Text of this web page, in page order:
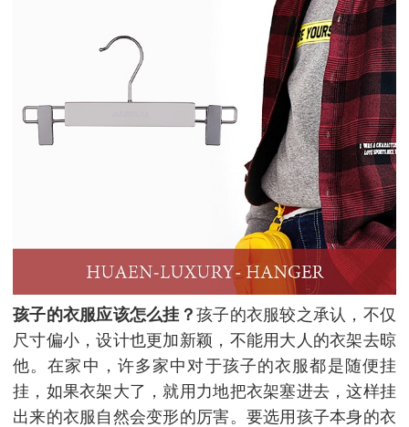
孩子的衣服应该怎么挂？ 孩子的衣服较之承认，不仅
尺寸偏小，设计也更加新颖，不能用大人的衣架去晾
他。在家中，许多家中对于孩子的衣服都是随便挂
挂，如果衣架大了，就用力地把衣架塞进去，这样挂
出来的衣服自然会变形的厉害。要选用孩子本身的衣